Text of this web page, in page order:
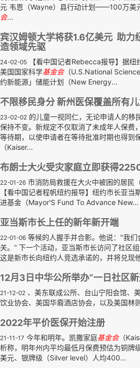
元 韦恩（Wayne）县行动计划——100万美
会...
宾汉姆顿大学将获1.6亿美元 助力
造领域先驱
24-02-05 【看中国记者Rebecca报导】据纽
美国国家科学基金会（U.S.National
约新能源」储能计划（New Energy...
不限移民身分 新州医保覆盖所有
23-02-02 的儿童一视同仁，无论申请人的移
保持不变。新规定不仅取消了未成年人保费
等待期，以使申请者在等待批准时期也得到
（Kaiser...
布朗士大火受灾家庭立即获得
22-01-26 市消防局救援在大火中被困的居民
【看中国记者程帆纽约报导】纽约市长亚
进基金（Mayor'S Fund To Advance New...
亚当斯市长上任的新年新开端
22-01-06 等候的人握手并合影。他说："我
关。” 下一个活动，亚当斯市长访问了社区
这是新市长向纽约人竞选承诺的，并将兑现
12月3日中华公所举办“一日社区
21-12-02 、美东联成公所、台山宁阳会馆、
饮业协会、美国华裔酒店协会，以及美国林
2022年平价医保开始注册
21-11-17 今年和明年。凯撒家庭基金会（
析称，明年州内平均最低月保费预估为铜
美元、银牌级（Silver level）人均400...